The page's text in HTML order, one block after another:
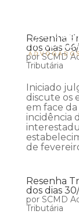
Resenha
dos dias
porSCMD
Tributária
Iniciado
discute os
em face
incidência
de
Resenha
dos dias
por SCMD
Tributária